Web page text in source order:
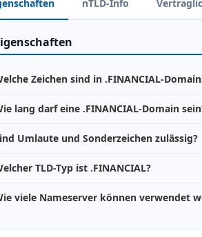
nTLD-Info
Zeichen sind in .FINANCIAL-
lang darf eine .FINANCIAL-Domain
Umlaute und Sonderzeichen zulässig?
TLD-Typ ist .FINANCIAL?
viele Nameserver können verwendet